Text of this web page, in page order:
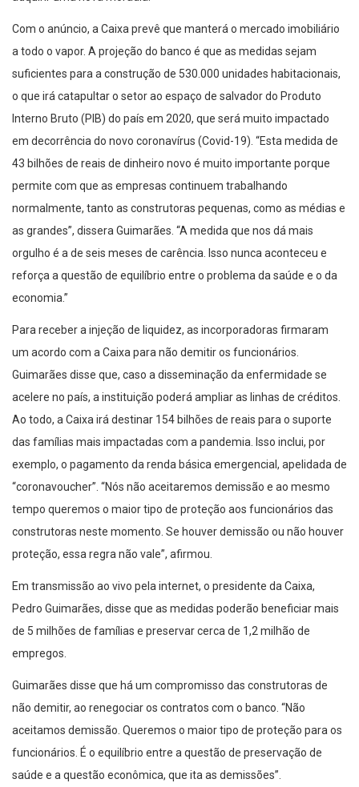
Com o anúncio, a Caixa prevê que manterá o mercado imobiliário
a todo o vapor. A projeção do banco é que as medidas sejam
suficientes para a construção de 530.000 unidades habitacionais,
o que irá catapultar o setor ao espaço de salvador do Produto
Interno Bruto (PIB) do país em 2020, que será muito impactado
em decorrência do novo coronavírus (Covid-19). “Esta medida de
43 bilhões de reais de dinheiro novo é muito importante porque
permite com que as empresas continuem trabalhando
normalmente, tanto as construtoras pequenas, como as médias e
as grandes”, dissera Guimarães. “A medida que nos dá mais
orgulho é a de seis meses de carência. Isso nunca aconteceu e
reforça a questão de equilíbrio entre o problema da saúde e o da
economia.”
Para receber a injeção de liquidez, as incorporadoras firmaram
um acordo com a Caixa para não demitir os funcionários.
Guimarães disse que, caso a disseminação da enfermidade se
acelere no país, a instituição poderá ampliar as linhas de créditos.
Ao todo, a Caixa irá destinar 154 bilhões de reais para o suporte
das famílias mais impactadas com a pandemia. Isso inclui, por
exemplo, o pagamento da renda básica emergencial, apelidada de
“coronavoucher”. “Nós não aceitaremos demissão e ao mesmo
tempo queremos o maior tipo de proteção aos funcionários das
construtoras neste momento. Se houver demissão ou não houver
proteção, essa regra não vale”, afirmou.
Em transmissão ao vivo pela internet, o presidente da Caixa,
Pedro Guimarães, disse que as medidas poderão beneficiar mais
de 5 milhões de famílias e preservar cerca de 1,2 milhão de
empregos.
Guimarães disse que há um compromisso das construtoras de
não demitir, ao renegociar os contratos com o banco. “Não
aceitamos demissão. Queremos o maior tipo de proteção para os
funcionários. É o equilíbrio entre a questão de preservação de
saúde e a questão econômica, que ita as demissões”.